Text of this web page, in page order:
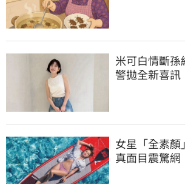
米可白情斷
警拋全新喜訊
女星「全素顏
真面目震驚網